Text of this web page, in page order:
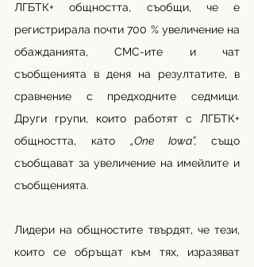
ЛГБТК+ общността, съобщи, че е
регистрирала почти 700 % увеличение на
обажданията, СМС-ите и чат
съобщенията в деня на резултатите, в
сравнение с предходните седмици.
Други групи, които работят с ЛГБТК+
общността, като „One Iowa”, също
съобщават за увеличение на имейлите и
съобщенията.
Лидери на общностите твърдят, че тези,
които се обръщат към тях, изразяват